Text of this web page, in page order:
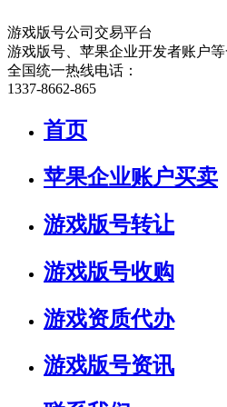
游戏版号公司交易平台
游戏版号、苹果企业开发者账户
全国统一热线电话：
1337-8662-865
首页
苹果企业账户买卖
游戏版号转让
游戏版号收购
游戏资质代办
游戏版号资讯